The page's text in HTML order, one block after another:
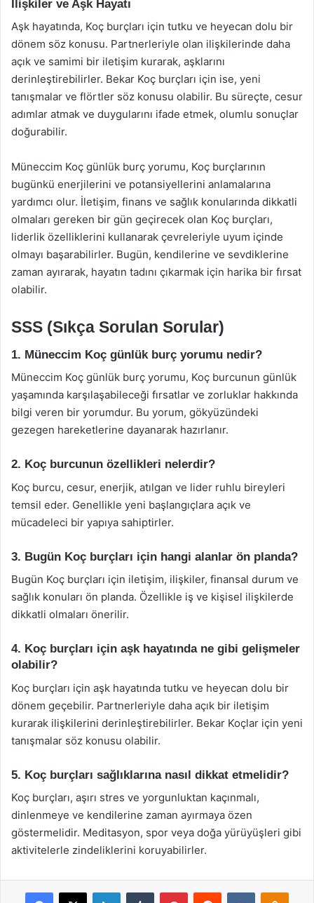
İlişkiler ve Aşk Hayatı
Aşk hayatında, Koç burçları için tutku ve heyecan dolu bir
dönem söz konusu. Partnerleriyle olan ilişkilerinde daha
açık ve samimi bir iletişim kurarak, aşklarını
derinleştirebilirler. Bekar Koç burçları için ise, yeni
tanışmalar ve flörtler söz konusu olabilir. Bu süreçte, cesur
adımlar atmak ve duygularını ifade etmek, olumlu sonuçlar
doğurabilir.
Müneccim Koç günlük burç yorumu, Koç burçlarının
bugünkü enerjilerini ve potansiyellerini anlamalarına
yardımcı olur. İletişim, finans ve sağlık konularında dikkatli
olmaları gereken bir gün geçirecek olan Koç burçları,
liderlik özelliklerini kullanarak çevreleriyle uyum içinde
olmayı başarabilirler. Bugün, kendilerine ve sevdiklerine
zaman ayırarak, hayatın tadını çıkarmak için harika bir fırsat
olabilir.
SSS (Sıkça Sorulan Sorular)
1. Müneccim Koç günlük burç yorumu nedir?
Müneccim Koç günlük burç yorumu, Koç burcunun günlük
yaşamında karşılaşabileceği fırsatlar ve zorluklar hakkında
bilgi veren bir yorumdur. Bu yorum, gökyüzündeki
gezegen hareketlerine dayanarak hazırlanır.
2. Koç burcunun özellikleri nelerdir?
Koç burcu, cesur, enerjik, atılgan ve lider ruhlu bireyleri
temsil eder. Genellikle yeni başlangıçlara açık ve
mücadeleci bir yapıya sahiptirler.
3. Bugün Koç burçları için hangi alanlar ön planda?
Bugün Koç burçları için iletişim, ilişkiler, finansal durum ve
sağlık konuları ön planda. Özellikle iş ve kişisel ilişkilerde
dikkatli olmaları önerilir.
4. Koç burçları için aşk hayatında ne gibi gelişmeler
olabilir?
Koç burçları için aşk hayatında tutku ve heyecan dolu bir
dönem geçebilir. Partnerleriyle daha açık bir iletişim
kurarak ilişkilerini derinleştirebilirler. Bekar Koçlar için yeni
tanışmalar söz konusu olabilir.
5. Koç burçları sağlıklarına nasıl dikkat etmelidir?
Koç burçları, aşırı stres ve yorgunluktan kaçınmalı,
dinlenmeye ve kendilerine zaman ayırmaya özen
göstermelidir. Meditasyon, spor veya doğa yürüyüşleri gibi
aktivitelerle zindeliklerini koruyabilirler.
Facebook
X LinkedInTumblr PinterestReddit VKontakte